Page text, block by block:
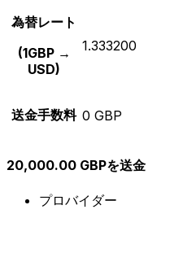
為替レート
(1GBP →
USD)
1.333200
送金手数料 0 GBP
20,000.00 GBPを送金
プロバイダー